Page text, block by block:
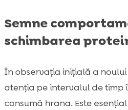
Semne
schimbarea
În observația inițială a
atenția pe intervalul de timp
consumă hrana. Este